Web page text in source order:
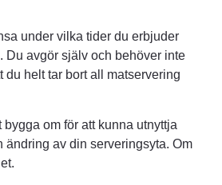
under vilka tider du erbjuder
Du avgör själv och behöver inte
helt tar bort all matservering
om för att kunna utnyttja
av din serveringsyta. Om